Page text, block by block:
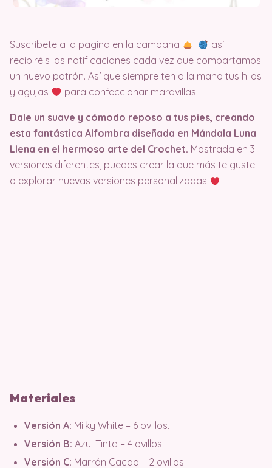
Suscríbete a la pagina en la campana
así
recibiréis las notificaciones cada vez que compartamos
un nuevo patrón. Así que siempre ten a la mano tus hilos
y agujas
para confeccionar maravillas.
Dale un suave y cómodo reposo a tus pies, creando
esta fantástica Alfombra diseñada en Mándala Luna
Llena en el hermoso arte del Crochet. Mostrada en 3
versiones diferentes, puedes crear la que más te guste
o explorar nuevas versiones personalizadas
Materiales
Versión A: Milky White – 6 ovillos.
Versión B: Azul Tinta – 4 ovillos.
Versión C: Marrón Cacao – 2 ovillos.